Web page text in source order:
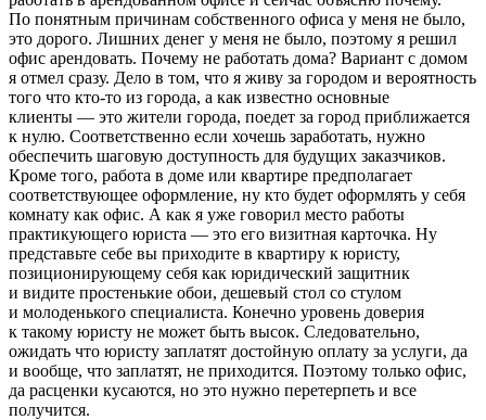
По понятным причинам собственного офиса у меня не было,
это дорого. Лишних денег у меня не было, поэтому я решил
офис арендовать. Почему не работать дома? Вариант с домом
я отмел сразу. Дело в том, что я живу за городом и вероятность
того что кто-то из города, а как известно основные
клиенты — это жители города, поедет за город приближается
к нулю. Соответственно если хочешь заработать, нужно
обеспечить шаговую доступность для будущих заказчиков.
Кроме того, работа в доме или квартире предполагает
соответствующее оформление, ну кто будет оформлять у себя
комнату как офис. А как я уже говорил место работы
практикующего юриста — это его визитная карточка. Ну
представьте себе вы приходите в квартиру к юристу,
позиционирующему себя как юридический защитник
и видите простенькие обои, дешевый стол со стулом
и молоденького специалиста. Конечно уровень доверия
к такому юристу не может быть высок. Следовательно,
ожидать что юристу заплатят достойную оплату за услуги, да
и вообще, что заплатят, не приходится. Поэтому только офис,
да расценки кусаются, но это нужно перетерпеть и все
получится.